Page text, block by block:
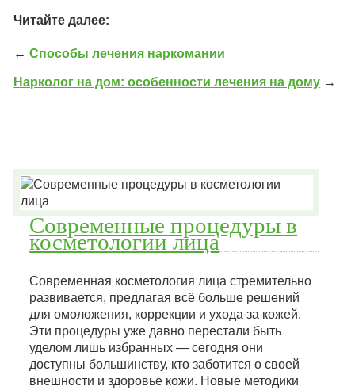
Читайте далее:
←Способы лечения наркомании
Нарколог на дом: особенности лечения на дому →
Современные процедуры в
косметологии лица
Современная косметология лица стремительно
развивается, предлагая всё больше решений
для омоложения, коррекции и ухода за кожей.
Эти процедуры уже давно перестали быть
уделом лишь избранных — сегодня они
доступны большинству, кто заботится о своей
внешности и здоровье кожи. Новые методики